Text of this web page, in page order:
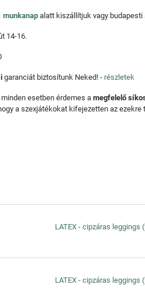
munkanapalatt kiszállítjuk vagy
14-16.
garanciát biztosítunk Neked! - részletek
esetben érdemes a megfelelő
a szexjátékokat kifejezetten az ezekre
LATEX - cipzáras leggings
LATEX - cipzáras leggings